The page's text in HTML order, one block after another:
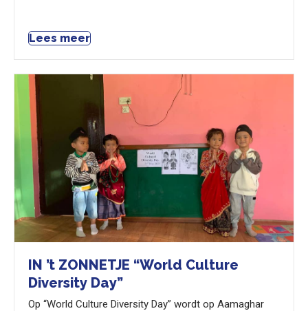
Lees meer
IN ’t ZONNETJE “World Culture
Diversity Day”
Op “World Culture Diversity Day” wordt op Aamaghar